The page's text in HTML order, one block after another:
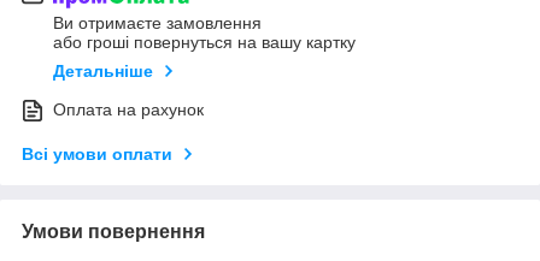
Ви отримаєте замовлення
або гроші повернуться на вашу картку
Детальніше
Оплата на рахунок
Всі умови оплати
Умови повернення